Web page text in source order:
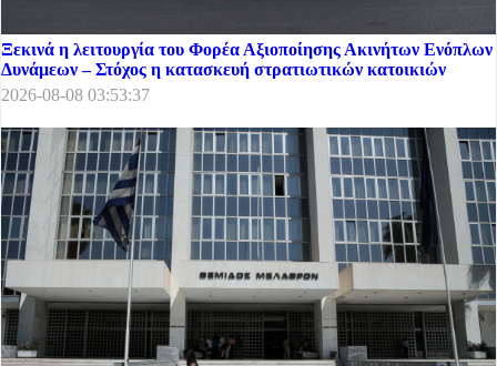
Ξεκινά η λειτουργία του Φορέα Αξιοποίησης Ακινήτων Ενόπλων
Δυνάμεων – Στόχος η κατασκευή στρατιωτικών κατοικιών
2026-08-08 03:53:37